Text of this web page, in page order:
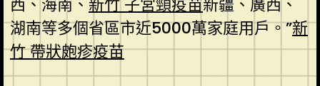
西、海南、 新竹 子宮頸疫苗新疆、廣西、
湖南等多個省區市近5000萬家庭用戶。”新
竹 帶狀皰疹疫苗